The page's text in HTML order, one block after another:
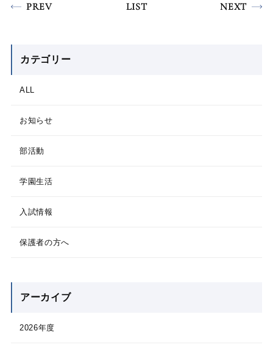
PREV LIST NEXT
カテゴリー
ALL
お知らせ
部活動
学園生活
入試情報
保護者の方へ
アーカイブ
2026年度